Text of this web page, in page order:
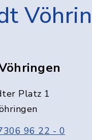
Platz 1
96 22 - 0